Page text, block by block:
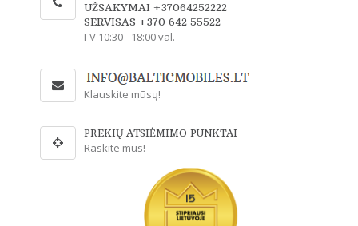
UŽSAKYMAI +37064252222
SERVISAS +370 642 55522
I-V 10:30 - 18:00 val.
Klauskite mūsų!
PREKIŲ ATSIĖMIMO PUNKTAI
Raskite mus!